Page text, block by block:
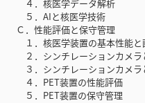
４．核医学データ解析
５．AIと核医学技術
Ｃ．性能評価と保守管理
１．核医学装置の基本性能と
２．シンチレーションカメラ
３．シンチレーションカメラ
４．PET装置の性能評価
５．PET装置の保守管理